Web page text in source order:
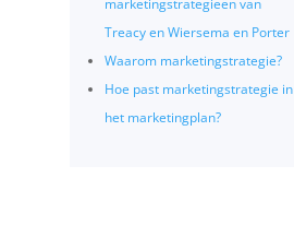
marketingstrategieën van
Treacy en Wiersema en Porter
Waarom marketingstrategie?
Hoe past marketingstrategie in
het marketingplan?